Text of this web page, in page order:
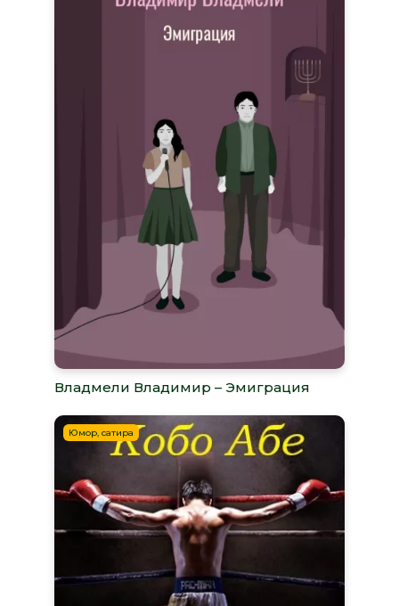
Владмели Владимир – Эмиграция
Юмор, сатира